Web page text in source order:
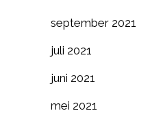
september 2021
juli 2021
juni 2021
mei 2021